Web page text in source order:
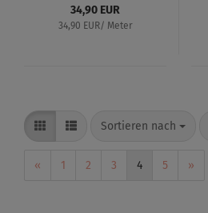
34,90 EUR
34,90 EUR/ Meter
Sortieren nach
« 1 2 3 4 5 »